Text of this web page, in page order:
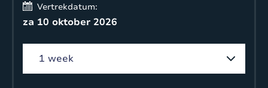
Vertrekdatum:
za 10 oktober 2026